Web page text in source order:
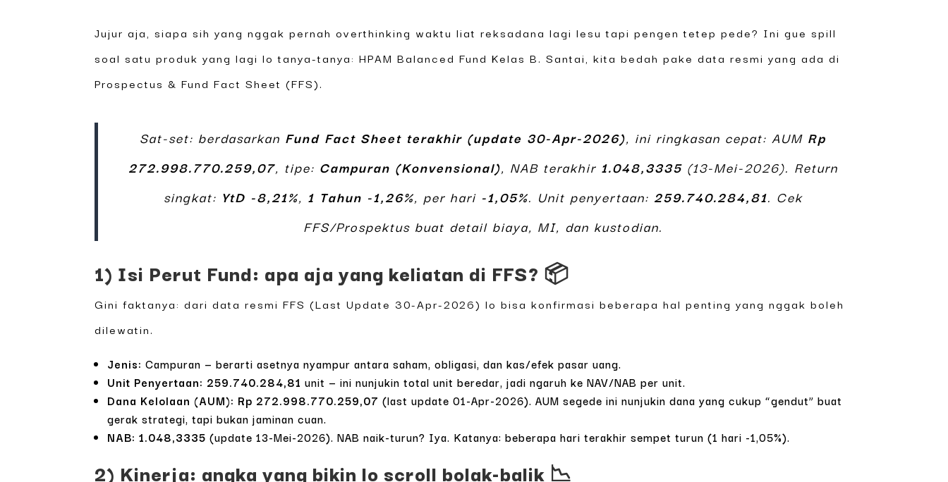
Jujur aja, siapa sih yang nggak pernah overthinking waktu liat reksadana lagi lesu tapi pengen tetep pede? Ini gue spill
soal satu produk yang lagi lo tanya-tanya: HPAM Balanced Fund Kelas B. Santai, kita bedah pake data resmi yang ada di
Prospectus & Fund Fact Sheet (FFS).
Sat-set: berdasarkan Fund Fact Sheet terakhir (update 30-Apr-2026), ini ringkasan cepat: AUM Rp
272.998.770.259,07, tipe: Campuran (Konvensional), NAB terakhir 1.048,3335(13-Mei-2026). Return
singkat: YtD -8,21%, 1 Tahun -1,26%, per hari -1,05%. Unit penyertaan: 259.740.284,81. Cek
FFS/Prospektus buat detail biaya, MI, dan kustodian.
1) Isi Perut Fund: apa aja yang keliatan di FFS? 📦
Gini faktanya: dari data resmi FFS (Last Update 30-Apr-2026) lo bisa konfirmasi beberapa hal penting yang nggak boleh
dilewatin.
Jenis: Campuran — berarti asetnya nyampur antara saham, obligasi, dan kas/efek pasar uang.
Unit Penyertaan: 259.740.284,81 unit — ini nunjukin total unit beredar, jadi ngaruh ke NAV/NAB per unit.
Dana Kelolaan (AUM): Rp 272.998.770.259,07 (last update 01-Apr-2026). AUM segede ini nunjukin dana yang cukup “gendut” buat
gerak strategi, tapi bukan jaminan cuan.
NAB: 1.048,3335 (update 13-Mei-2026). NAB naik-turun? Iya. Katanya: beberapa hari terakhir sempet turun (1 hari -1,05%).
2) Kinerja: angka yang bikin lo scroll bolak-balik 📉